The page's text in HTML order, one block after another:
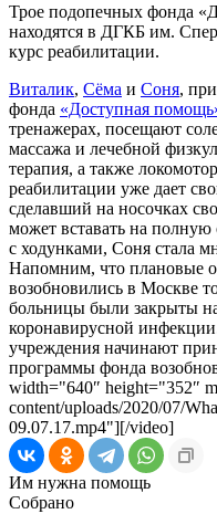
Трое подопечных фонда
находятся в ДГКБ им.
курс реабилитации.
Виталик, Сёма и Соня,
фонда «Доступная
тренажерах, посещают
массажа и лечебной
терапия, а также
реабилитации уже дает
сделавший на носочках
может вставать на
с ходунками, Соня стала
Напомним, что плановые
возобновились в Москве
больницы были закрыты
коронавирусной
учреждения начинают
программы фонда
width="640″ height="352″
content/uploads/2020/07/
09.07.17.mp4"][/video]
Им нужна помощь
Собрано